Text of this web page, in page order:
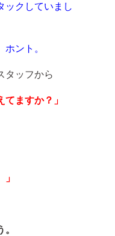
ックしていまし
ント。
タッフから
てますか？」